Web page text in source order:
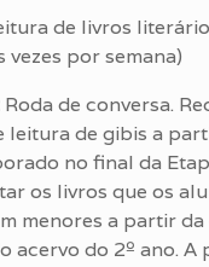
de livros
vezes por semana)
Roda de conversa.
leitura de gibis a
no final da
os livros que os
menores a partir da
acervo do 2º ano. A